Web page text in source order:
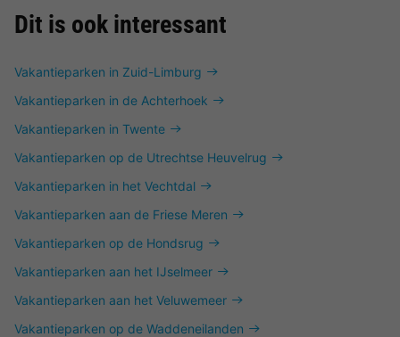
Dit is ook interessant
Vakantieparken in Zuid-Limburg
Vakantieparken in de Achterhoek
Vakantieparken in Twente
Vakantieparken op de Utrechtse Heuvelrug
Vakantieparken in het Vechtdal
Vakantieparken aan de Friese Meren
Vakantieparken op de Hondsrug
Vakantieparken aan het IJselmeer
Vakantieparken aan het Veluwemeer
Vakantieparken op de Waddeneilanden